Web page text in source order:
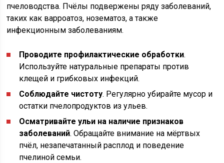
пчеловодства. Пчёлы подвержены ряду заболеваний,
таких как варроатоз, нозематоз, а также
инфекционным заболеваниям.
Проводите профилактические обработки.
Используйте натуральные препараты против
клещей и грибковых инфекций.
Соблюдайте чистоту. Регулярно убирайте мусор и
остатки пчелопродуктов из ульев.
Осматривайте ульи на наличие признаков
заболеваний. Обращайте внимание на мёртвых
пчёл, незапечатанный расплод и поведение
пчелиной семьи.